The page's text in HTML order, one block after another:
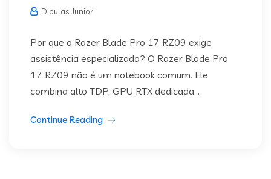
Diaulas Junior
Por que o Razer Blade Pro 17 RZ09 exige
assistência especializada? O Razer Blade Pro
17 RZ09 não é um notebook comum. Ele
combina alto TDP, GPU RTX dedicada...
Continue Reading